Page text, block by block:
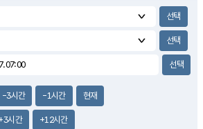
2.8m/s
-3시간 -1시간 현재
시간 +12시간